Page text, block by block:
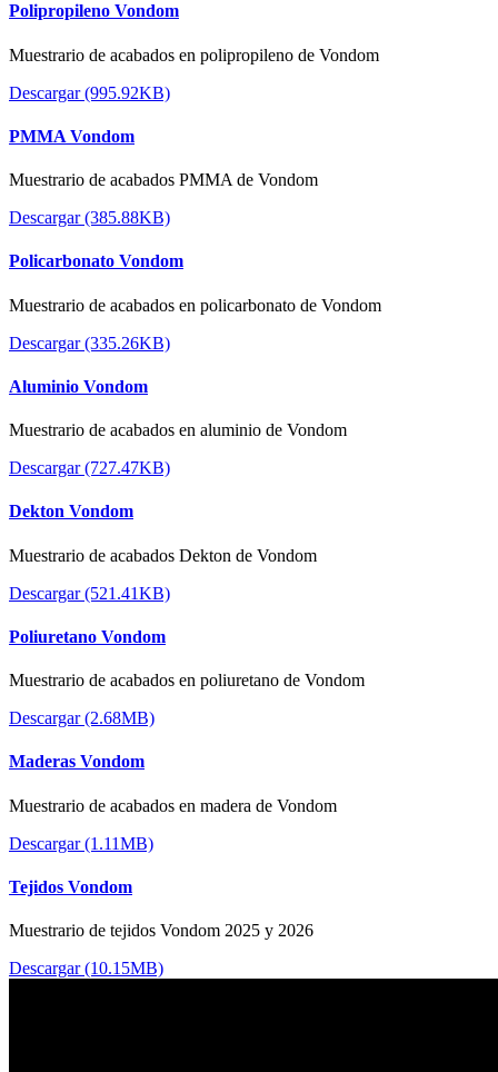
Polipropileno Vondom
Muestrario de acabados en polipropileno de Vondom
Descargar (995.92KB)
PMMA Vondom
Muestrario de acabados PMMA de Vondom
Descargar (385.88KB)
Policarbonato Vondom
Muestrario de acabados en policarbonato de Vondom
Descargar (335.26KB)
Aluminio Vondom
Muestrario de acabados en aluminio de Vondom
Descargar (727.47KB)
Dekton Vondom
Muestrario de acabados Dekton de Vondom
Descargar (521.41KB)
Poliuretano Vondom
Muestrario de acabados en poliuretano de Vondom
Descargar (2.68MB)
Maderas Vondom
Muestrario de acabados en madera de Vondom
Descargar (1.11MB)
Tejidos Vondom
Muestrario de tejidos Vondom 2025 y 2026
Descargar (10.15MB)